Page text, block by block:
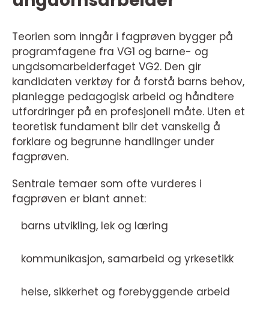
Teorien som inngår i fagprøven bygger på
programfagene fra VG1 og barne- og
ungdsomarbeiderfaget VG2. Den gir
kandidaten verktøy for å forstå barns behov,
planlegge pedagogisk arbeid og håndtere
utfordringer på en profesjonell måte. Uten et
teoretisk fundament blir det vanskelig å
forklare og begrunne handlinger under
fagprøven.
Sentrale temaer som ofte vurderes i
fagprøven er blant annet:
barns utvikling, lek og læring
kommunikasjon, samarbeid og yrkesetikk
helse, sikkerhet og forebyggende arbeid